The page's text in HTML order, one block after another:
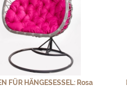
FÜR HÄNGESESSEL: Rosa